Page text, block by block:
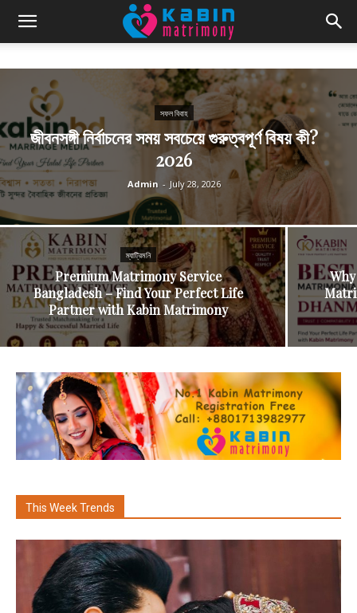
সফল বিবাহ
জীবনসঙ্গী নির্বাচনের সময় সবচেয়ে গুরুত্বপূর্ণ বিষয় কী?
2026
Admin - July 28, 2026
ম্যাট্রিমনি
Premium Matrimony Service
Bangladesh – Find Your Perfect Life
Partner with Kabin Matrimony
This Week Trends